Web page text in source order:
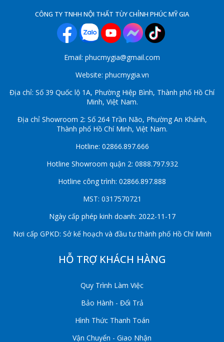
CÔNG TY TNHH NỘI THẤT TÙY CHỈNH PHÚC MỸ GIA
Email: phucmygia@gmail.com
Website: phucmygia.vn
Địa chỉ: Số 39 Quốc lộ 1A, Phường Hiệp Bình, Thành phố Hồ Chí
Minh, Việt Nam.
Địa chỉ Showroom 2: Số 264 Trần Não, Phường An Khánh,
Thành phố Hồ Chí Minh, Việt Nam.
Hotline: 02866.897.666
Hotline Showroom quận 2: 0888.797.932
Hotline công trình: 02866.897.888
MST: 0317570721
Ngày cấp phép kinh doanh: 2022-11-17
Nơi cấp GPKD: Sở kế hoạch và đầu tư thành phố Hồ Chí Minh
HỖ TRỢ KHÁCH HÀNG
Quy Trình Làm Việc
Bảo Hành - Đổi Trả
Hình Thức Thanh Toán
Vận Chuyển - Giao Nhận